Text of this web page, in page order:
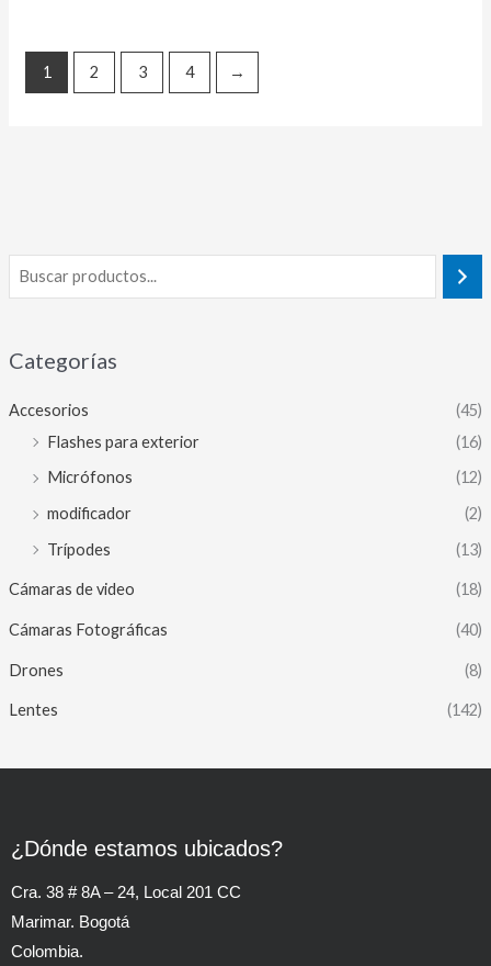
Categorías
Accesorios
(45)
Flashes para exterior
(16)
Micrófonos
(12)
modificador
(2)
Trípodes
(13)
Cámaras de video (18)
Cámaras Fotográficas (40)
Drones (8)
Lentes (142)
1 2 3 4 →
¿Dónde estamos ubicados?
Cra. 38 # 8A – 24, Local 201 CC
Marimar. Bogotá
Colombia.